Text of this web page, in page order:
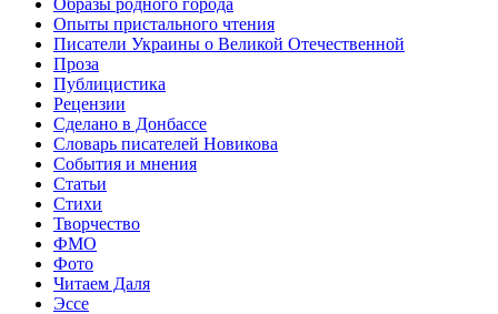
Опыты пристального чтения
Писатели Украины о Великой Отечественной
Проза
Публицистика
Рецензии
Сделано в Донбассе
Словарь писателей Новикова
События и мнения
Статьи
Стихи
Творчество
ФМО
Фото
Читаем Даля
Эссе